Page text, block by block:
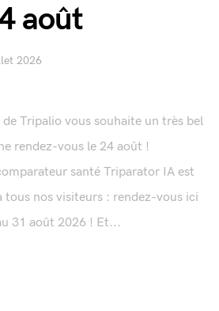
août
2026
Tripalio vous souhaite un très bel
rendez-vous le 24 août !
santé Triparator IA est
nos visiteurs : rendez-vous ici
31 août 2026 ! Et...